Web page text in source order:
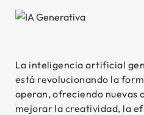
La inteligencia artificial
está revolucionando la
operan, ofreciendo nuevas
mejorar la creatividad, la